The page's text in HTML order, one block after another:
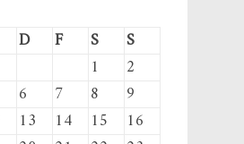
D F S
S
1
2
6 7 8
9
13 14 15
16